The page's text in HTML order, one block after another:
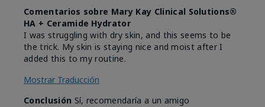
Comentarios sobre Mary Kay Clinical Solutions®
HA + Ceramide Hydrator
I was struggling with dry skin, and this seems to be
the trick. My skin is staying nice and moist after I
added this to my routine.
Mostrar Traducción
Conclusión Sí, recomendaría a un amigo